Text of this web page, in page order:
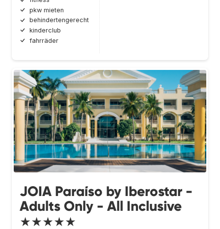
pkw mieten
behindertengerecht
kinderclub
fahrräder
JOIA Paraíso by Iberostar -
Adults Only - All Inclusive
★★★★★